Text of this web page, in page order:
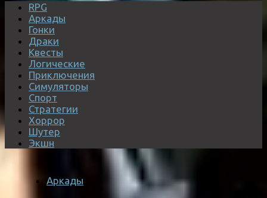
RPG
Аркады
Гонки
Драки
Квесты
Логические
Приключения
Симуляторы
Спорт
Стратегии
Хоррор
Шутер
Экшн
Аркады